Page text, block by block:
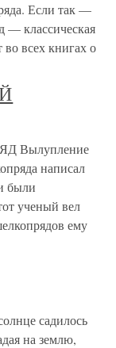
Если так —
— классическая
во всех книгах о
написал
были
ученый вел
ему
садилось
на землю,